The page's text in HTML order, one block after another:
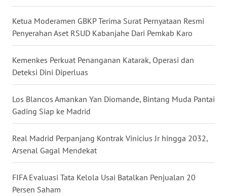
Ketua Moderamen GBKP Terima Surat Pernyataan Resmi
Penyerahan Aset RSUD Kabanjahe Dari Pemkab Karo
Kemenkes Perkuat Penanganan Katarak, Operasi dan
Deteksi Dini Diperluas
Los Blancos Amankan Yan Diomande, Bintang Muda Pantai
Gading Siap ke Madrid
Real Madrid Perpanjang Kontrak Vinicius Jr hingga 2032,
Arsenal Gagal Mendekat
FIFA Evaluasi Tata Kelola Usai Batalkan Penjualan 20
Persen Saham
WN
DAIRI
WN
DANAU
WN
NIAS
WN
LANGKAT
WN